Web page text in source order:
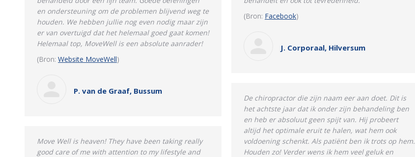
(Bron: Facebook)
J. Corporaal, Hilversum
en ondersteuning om de problemen blijvend weg te
houden. We hebben jullie nog even nodig maar zijn
er van overtuigd dat het helemaal goed gaat komen!
Helemaal top, MoveWell is een absolute aanrader!
(Bron: Website MoveWell)
P. van de Graaf, Bussum
De chiropractor die zijn naam eer aan doet. Dit is
het achtste jaar dat ik onder zijn behandeling ben
en heb er absoluut geen spijt van. Hij probeert
altijd het optimale eruit te halen, wat hem ook
voldoening schenkt. Als patiënt ben ik trots op hem.
Houden zo! Verder wens ik hem veel geluk en
Move Well is heaven! They have been taking really
good care of me with attention to my lifestyle and